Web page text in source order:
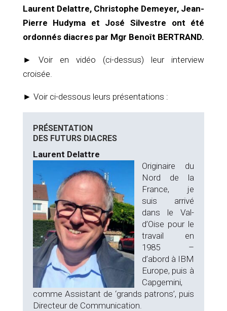
Laurent Delattre, Christophe Demeyer, Jean-
Pierre Hudyma et José Silvestre ont été
ordonnés diacres par Mgr Benoît BERTRAND.
► Voir en vidéo (ci-dessus) leur interview
croisée.
► Voir ci-dessous leurs présentations :
PRÉSENTATION
DES FUTURS DIACRES
Laurent Delattre
Originaire du
Nord de la
France, je
suis arrivé
dans le Val-
d’Oise pour le
travail en
1985 –
d’abord à IBM
Europe, puis à
Capgemini,
comme Assistant de ‘grands patrons’, puis
Directeur de Communication.